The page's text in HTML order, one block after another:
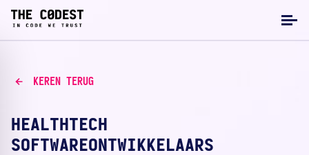
KEREN TERUG
HEALTHTECH
SOFTWAREONTWIKKELAARS